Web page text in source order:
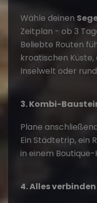
Wähle deinen
Zeitplan - ob 3
Beliebte Routen
kroatischen
Inselwelt oder
3. Kombi-
Plane
Ein Städtetrip, ein
in einem
4. Alles verbinden